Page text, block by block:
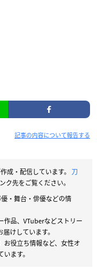
記事の内容について報告する
成・配信しています。 刀
ク先をご覧ください。
・舞台・俳優などの情
作品、VTuberなどストリー
けしています。
お役立ち情報など、女性オ
ます。